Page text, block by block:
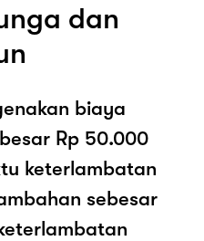
dan
biaya
Rp 50.000
keterlambatan
sebesar